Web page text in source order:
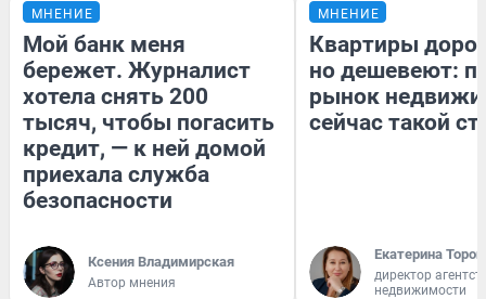
МНЕНИЕ
Мой банк меня
бережет. Журналист
хотела снять 200
тысяч, чтобы погасить
кредит, — к ней домой
приехала служба
безопасности
Ксения Владимирская
Автор мнения
МНЕНИЕ
Квартиры
но дешевеют:
рынок
сейчас такой
Екатерина
директор
недвижимости